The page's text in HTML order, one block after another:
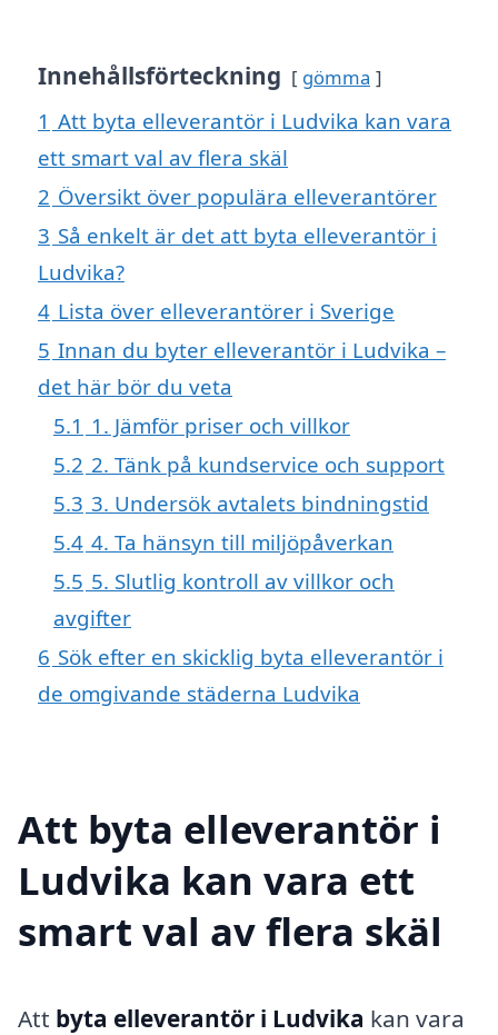
Innehållsförteckning gömma
1 Att byta elleverantör i Ludvika kan vara
ett smart val av flera skäl
2 Översikt över populära elleverantörer
3 Så enkelt är det att byta elleverantör i
Ludvika?
4 Lista över elleverantörer i Sverige
5 Innan du byter elleverantör i Ludvika –
det här bör du veta
5.1 1. Jämför priser och villkor
5.2 2. Tänk på kundservice och support
5.3 3. Undersök avtalets bindningstid
5.4 4. Ta hänsyn till miljöpåverkan
5.5 5. Slutlig kontroll av villkor och
avgifter
6 Sök efter en skicklig byta elleverantör i
de omgivande städerna Ludvika
Att byta elleverantör i
Ludvika kan vara ett
smart val av flera skäl
Att byta elleverantör i Ludvika kan vara